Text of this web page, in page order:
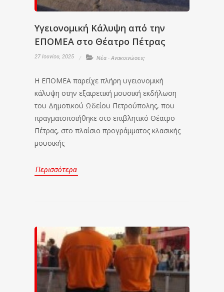
Υγειονομική Κάλυψη από την
ΕΠΟΜΕΑ στο Θέατρο Πέτρας
27 Ιουνίου, 2025 Νέα - Ανακοινώσεις
Η ΕΠΟΜΕΑ παρείχε πλήρη υγειονομική
κάλυψη στην εξαιρετική μουσική εκδήλωση
του Δημοτικού Ωδείου Πετρούπολης, που
πραγματοποιήθηκε στο επιβλητικό Θέατρο
Πέτρας, στο πλαίσιο προγράμματος κλασικής
μουσικής
Περισσότερα